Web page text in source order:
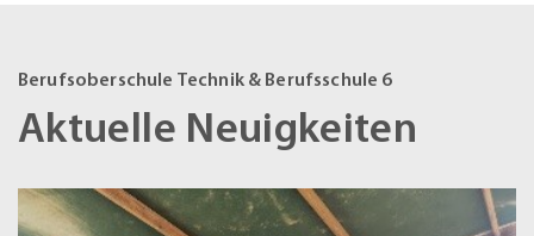
Berufsoberschule Technik & Berufsschule 6
Aktuelle Neuigkeiten